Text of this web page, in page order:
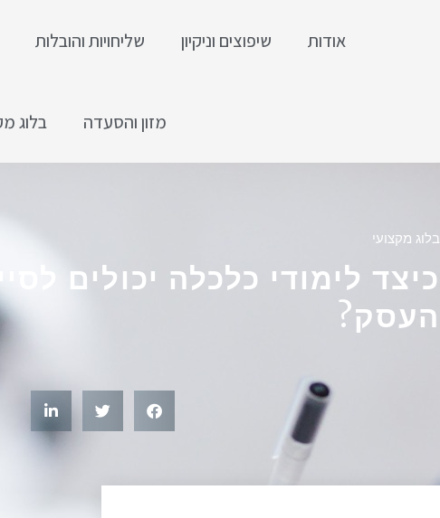
אודות שיפוצים וניקיון שליחויות והובלות
מזון והסעדה בלוג
בלוג מקצועי
כיצד לימודי כלכלה יכולים
העסק?